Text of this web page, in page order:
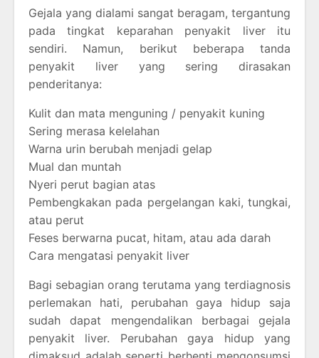
Gejala yang dialami sangat beragam, tergantung
pada tingkat keparahan penyakit liver itu
sendiri. Namun, berikut beberapa tanda
penyakit liver yang sering dirasakan
penderitanya:
Kulit dan mata menguning / penyakit kuning
Sering merasa kelelahan
Warna urin berubah menjadi gelap
Mual dan muntah
Nyeri perut bagian atas
Pembengkakan pada pergelangan kaki, tungkai,
atau perut
Feses berwarna pucat, hitam, atau ada darah
Cara mengatasi penyakit liver
Bagi sebagian orang terutama yang terdiagnosis
perlemakan hati, perubahan gaya hidup saja
sudah dapat mengendalikan berbagai gejala
penyakit liver. Perubahan gaya hidup yang